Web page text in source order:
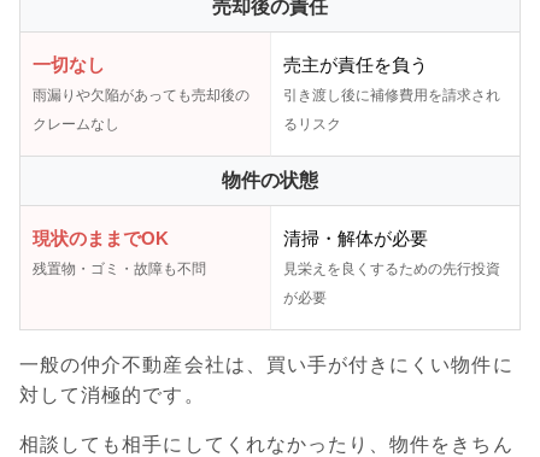
売却後の責任
一切なし
雨漏りや欠陥があっても売却後の
クレームなし
売主が責任を負う
引き渡し後に補修費用を請求され
るリスク
物件の状態
現状のままでOK
残置物・ゴミ・故障も不問
清掃・解体が必要
見栄えを良くするための先行投資
が必要
一般の仲介不動産会社は、買い手が付きにくい物件に
対して消極的です。
相談しても相手にしてくれなかったり、物件をきちん